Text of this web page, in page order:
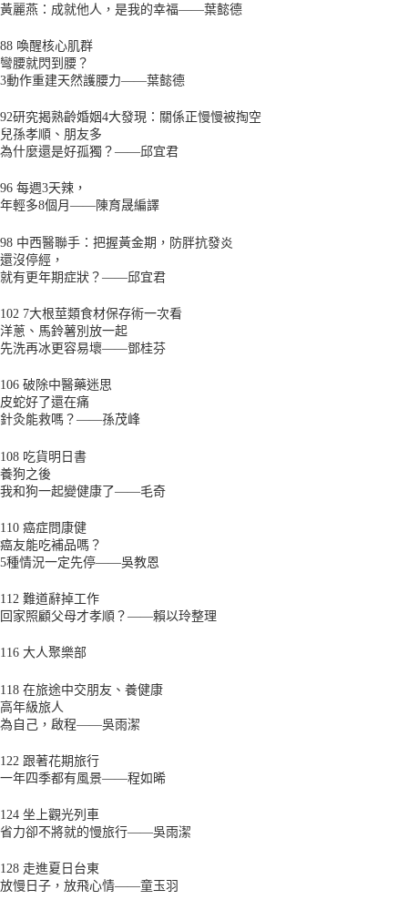
黃麗燕：成就他人，是我的幸福——葉懿德
88 喚醒核心肌群
彎腰就閃到腰？
3動作重建天然護腰力——葉懿德
92研究揭熟齡婚姻4大發現：關係正慢慢被掏空
兒孫孝順、朋友多
為什麼還是好孤獨？——邱宜君
96 每週3天辣，
年輕多8個月——陳育晟編譯
98 中西醫聯手：把握黃金期，防胖抗發炎
還沒停經，
就有更年期症狀？——邱宜君
102 7大根莖類食材保存術一次看
洋蔥、馬鈴薯別放一起
先洗再冰更容易壞——鄧桂芬
106 破除中醫藥迷思
皮蛇好了還在痛
針灸能救嗎？——孫茂峰
108 吃貨明日書
養狗之後
我和狗一起變健康了——毛奇
110 癌症問康健
癌友能吃補品嗎？
5種情況一定先停——吳教恩
112 難道辭掉工作
回家照顧父母才孝順？——賴以玲整理
116 大人聚樂部
118 在旅途中交朋友、養健康
高年級旅人
為自己，啟程——吳雨潔
122 跟著花期旅行
一年四季都有風景——程如晞
124 坐上觀光列車
省力卻不將就的慢旅行——吳雨潔
128 走進夏日台東
放慢日子，放飛心情——童玉羽